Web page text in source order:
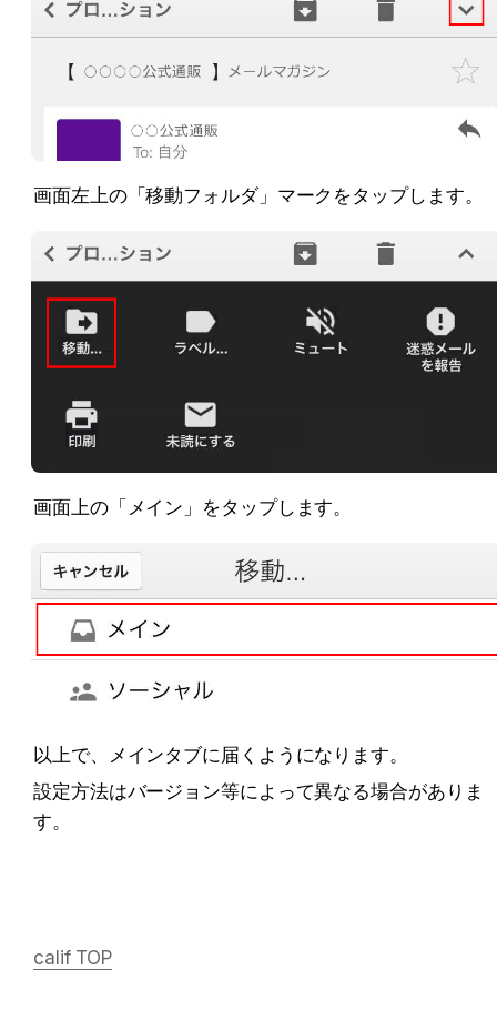
画面左上の「移動フォルダ」マークをタップします。
画面上の「メイン」をタップします。
以上で、メインタブに届くようになります。
設定方法はバージョン等によって異なる場合がありま
す。
calif TOP